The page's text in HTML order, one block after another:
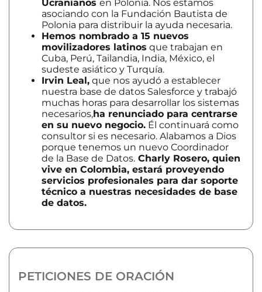
Ucranianos en Polonia. Nos estamos
asociando con la Fundación Bautista de
Polonia para distribuir la ayuda necesaria.
Hemos nombrado a 15 nuevos
movilizadores latinos que trabajan en
Cuba, Perú, Tailandia, India, México, el
sudeste asiático y Turquía.
Irvin Leal, que nos ayudó a establecer
nuestra base de datos Salesforce y trabajó
muchas horas para desarrollar los sistemas
necesarios,ha renunciado para centrarse
en su nuevo negocio. Él continuará como
consultor si es necesario. Alabamos a Dios
porque tenemos un nuevo Coordinador
de la Base de Datos. Charly Rosero, quien
vive en Colombia, estará proveyendo
servicios profesionales para dar soporte
técnico a nuestras necesidades de base
de datos.
PETICIONES DE ORACIÓN